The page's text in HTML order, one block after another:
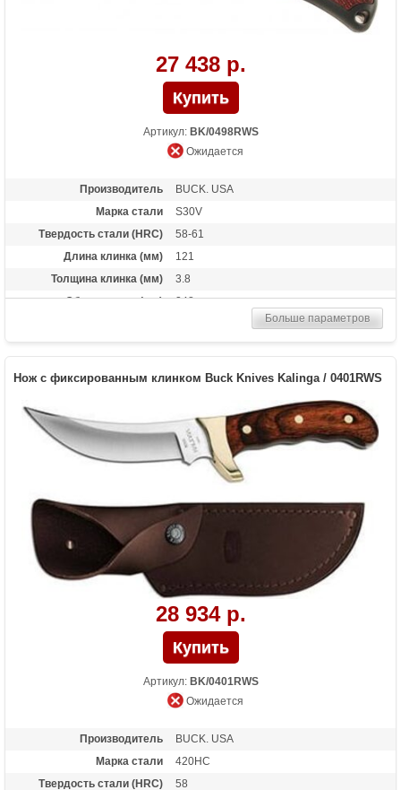
27 438 р.
Артикул: BK/0498RWS
Ожидается
Производитель
BUCK. USA
Марка стали
S30V
Твердость стали (HRC)
58-61
Длина клинка (мм)
121
Толщина клинка (мм)
3.8
Общая длина (мм)
248
Вес (гр)
218
Больше параметров
Нож с фиксированным клинком Buck Knives Kalinga / 0401RWS
28 934 р.
Артикул: BK/0401RWS
Ожидается
Производитель
BUCK. USA
Марка стали
420HC
Твердость стали (HRC)
58